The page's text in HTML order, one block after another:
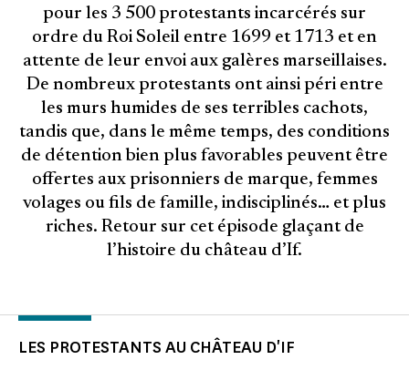
pour les 3 500 protestants incarcérés sur
ordre du Roi Soleil entre 1699 et 1713 et en
attente de leur envoi aux galères marseillaises.
De nombreux protestants ont ainsi péri entre
les murs humides de ses terribles cachots,
tandis que, dans le même temps, des conditions
de détention bien plus favorables peuvent être
offertes aux prisonniers de marque, femmes
volages ou fils de famille, indisciplinés… et plus
riches. Retour sur cet épisode glaçant de
l’histoire du château d’If.
LES PROTESTANTS AU CHÂTEAU D'IF